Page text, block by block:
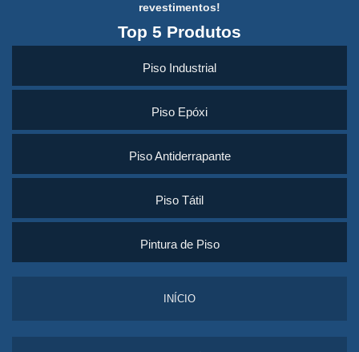
revestimentos!
Top 5 Produtos
Piso Industrial
Piso Epóxi
Piso Antiderrapante
Piso Tátil
Pintura de Piso
INÍCIO